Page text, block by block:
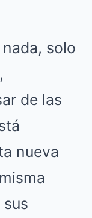
solo
de las
nueva